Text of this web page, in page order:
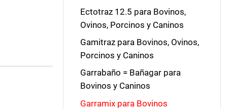
Ectotraz 12.5 para Bovinos,
Ovinos, Porcinos y Caninos
Gamitraz para Bovinos, Ovinos,
Porcinos y Caninos
Garrabaño = Bañagar para
Bovinos y Caninos
Garramix para Bovinos